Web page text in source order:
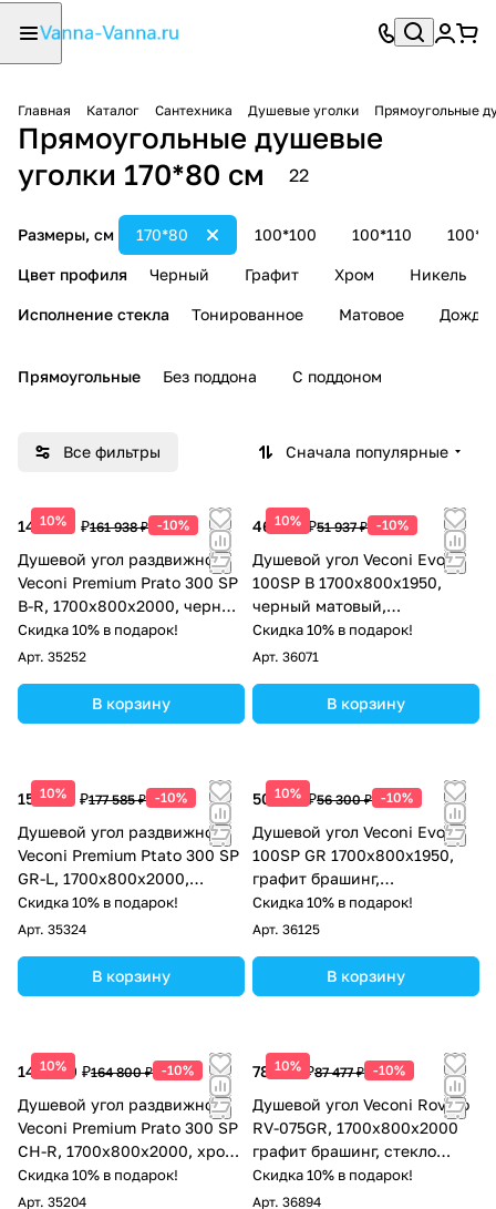
Главная Каталог Сантехника Душевые уголки Прямоугольные
Прямоугольные душевые
уголки 170*80 см
22
Размеры, см 100*100 100*110
170*80
Цвет профиля Черный Графит Хром Никель
Исполнение стекла Тонированное Матовое Дождь
Прямоугольные Без поддона С поддоном
Все фильтры Сначала популярные
10%
145 744 ₽161 938 ₽ -10%
Душевой угол раздвижной
Veconi Premium Prato 300 SP
B-R, 1700х800x2000, черный
матовый, стекло прозрачное
Скидка 10% в подарок!
Арт. 35252
В корзину
10%
46 743 ₽51 937 ₽ -10%
Душевой угол Veconi Evo
100SP B 1700х800x1950,
черный матовый,
тонированное стекло
Скидка 10% в подарок!
Арт. 36071
В корзину
10%
159 827 ₽177 585 ₽ -10%
Душевой угол раздвижной
Veconi Premium Ptato 300 SP
GR-L, 1700х800x2000,
брашированный графит,
стекло прозрачное
Скидка 10% в подарок!
Арт. 35324
В корзину
10%
50 670 ₽56 300 ₽ -10%
Душевой угол Veconi Evo
100SP GR 1700х800x1950,
графит брашинг,
тонированное стекло
Скидка 10% в подарок!
Арт. 36125
В корзину
10%
148 320 ₽164 800 ₽ -10%
Душевой угол раздвижной
Veconi Premium Prato 300 SP
CH-R, 1700х800x2000, хром,
стекло прозрачное
Скидка 10% в подарок!
Арт. 35204
10%
78 729 ₽87 477 ₽ -10%
Душевой угол Veconi Rovigo
RV-075GR, 1700х800х2000
графит брашинг, стекло
прозрачное
Скидка 10% в подарок!
Арт. 36894